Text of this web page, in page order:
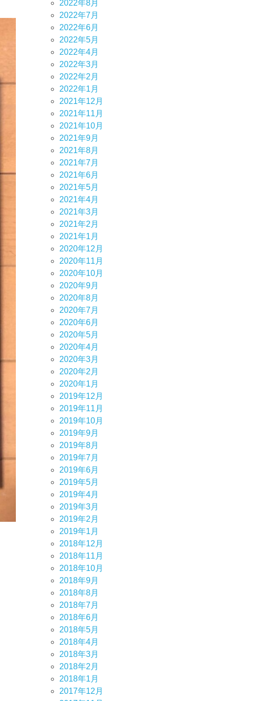
2022年8月
2022年7月
2022年6月
2022年5月
2022年4月
2022年3月
2022年2月
2022年1月
2021年12月
2021年11月
2021年10月
2021年9月
2021年8月
2021年7月
2021年6月
2021年5月
2021年4月
2021年3月
2021年2月
2021年1月
2020年12月
2020年11月
2020年10月
2020年9月
2020年8月
2020年7月
2020年6月
2020年5月
2020年4月
2020年3月
2020年2月
2020年1月
2019年12月
2019年11月
2019年10月
2019年9月
2019年8月
2019年7月
2019年6月
2019年5月
2019年4月
2019年3月
2019年2月
2019年1月
2018年12月
2018年11月
2018年10月
2018年9月
2018年8月
2018年7月
2018年6月
2018年5月
2018年4月
2018年3月
2018年2月
2018年1月
2017年12月